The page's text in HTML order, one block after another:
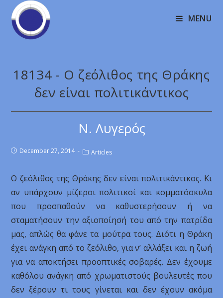
MENU
18134 - Ο ζεόλιθος της Θράκης
δεν είναι πολιτικάντικος
Ν. Λυγερός
December 27, 2014 Articles
Ο ζεόλιθος της Θράκης δεν είναι πολιτικάντικος. Κι
αν υπάρχουν μίζεροι πολιτικοί και κομματόσκυλα
που προσπαθούν να καθυστερήσουν ή να
σταματήσουν την αξιοποίησή του από την πατρίδα
μας, απλώς θα φάνε τα μούτρα τους. Διότι η Θράκη
έχει ανάγκη από το ζεόλιθο, για ν’ αλλάξει και η ζωή
για να αποκτήσει προοπτικές σοβαρές. Δεν έχουμε
καθόλου ανάγκη από χρωματιστούς βουλευτές που
δεν ξέρουν τι τους γίνεται και δεν έχουν ακόμα